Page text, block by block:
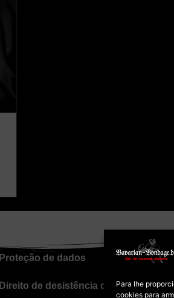
Para lhe
cookies para
Proteção de dados Política de
Direito de desistência dos cursos